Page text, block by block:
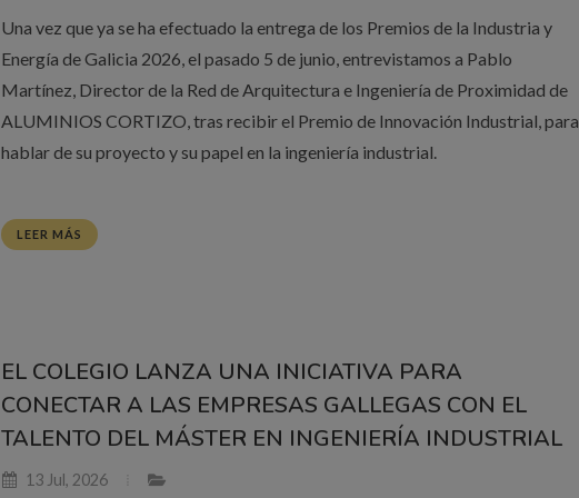
Una vez que ya se ha efectuado la entrega de los Premios de la Industria y
Energía de Galicia 2026, el pasado 5 de junio, entrevistamos a Pablo
Martínez, Director de la Red de Arquitectura e Ingeniería de Proximidad de
ALUMINIOS CORTIZO, tras recibir el Premio de Innovación Industrial, para
hablar de su proyecto y su papel en la ingeniería industrial.
LEER MÁS
EL COLEGIO LANZA UNA INICIATIVA PARA
CONECTAR A LAS EMPRESAS GALLEGAS CON EL
TALENTO DEL MÁSTER EN INGENIERÍA INDUSTRIAL
13 Jul, 2026